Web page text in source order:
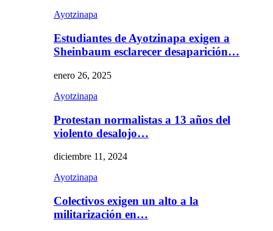
Ayotzinapa
Estudiantes de Ayotzinapa exigen a
Sheinbaum esclarecer desaparición…
enero 26, 2025
Ayotzinapa
Protestan normalistas a 13 años del
violento desalojo…
diciembre 11, 2024
Ayotzinapa
Colectivos exigen un alto a la
militarización en…